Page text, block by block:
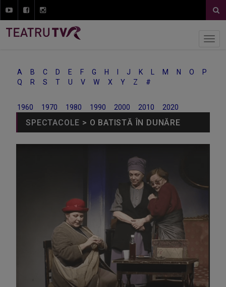
A B C D E F G H J K M N O
P
Q
R S T U V W X Y Z #
1960 1970 1980 1990 2000 2010 2020
SPECTACOLE > O BATISTĂ ÎN DUNĂRE